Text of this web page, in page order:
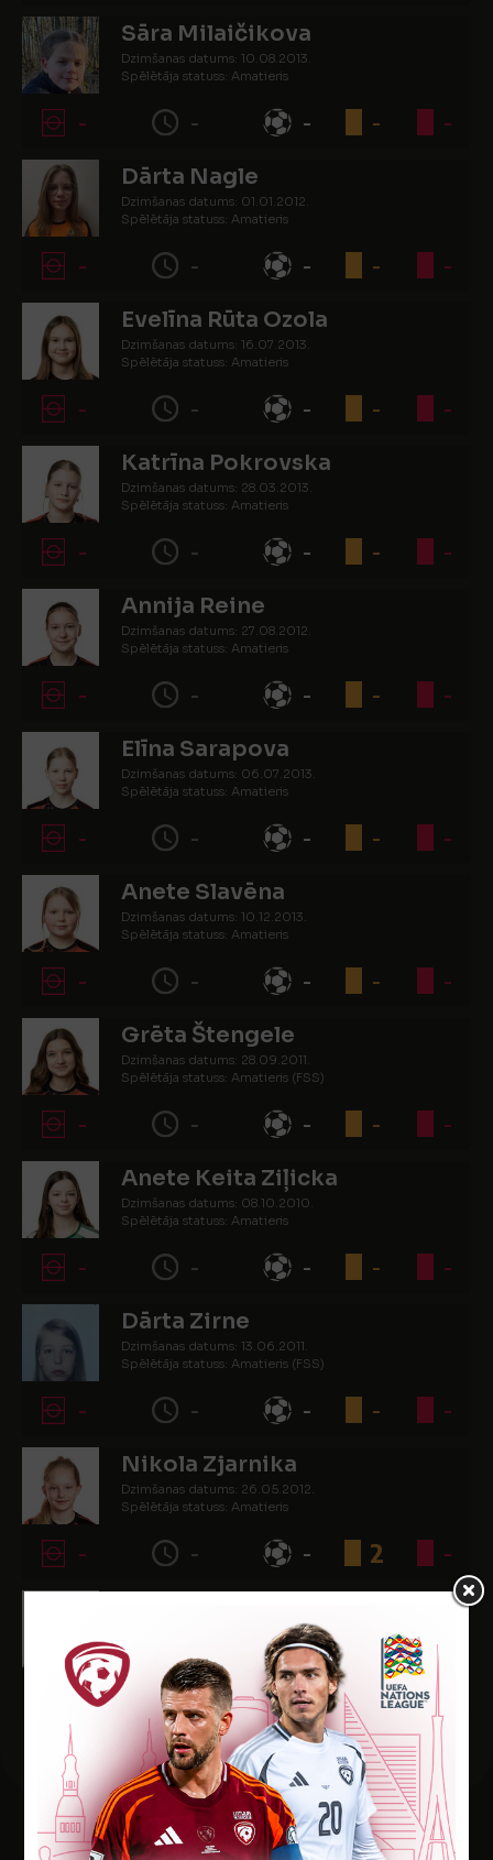
Sāra Milaičikova
Dzimšanas datums: 10.08.2013.
Spēlētāja statuss: Amatieris
- - - - -
Dārta Nagle
Dzimšanas datums: 01.01.2012.
Spēlētāja statuss: Amatieris
- - - - -
Evelīna Rūta Ozola
Dzimšanas datums: 16.07.2013.
Spēlētāja statuss: Amatieris
- - - - -
Katrīna Pokrovska
Dzimšanas datums: 28.03.2013.
Spēlētāja statuss: Amatieris
- - - - -
Annija Reine
Dzimšanas datums: 27.08.2012.
Spēlētāja statuss: Amatieris
- - - - -
Elīna Sarapova
Dzimšanas datums: 06.07.2013.
Spēlētāja statuss: Amatieris
- - - - -
Anete Slavēna
Dzimšanas datums: 10.12.2013.
Spēlētāja statuss: Amatieris
- - - - -
Grēta Štengele
Dzimšanas datums: 28.09.2011.
Spēlētāja statuss: Amatieris (FSS)
- - - - -
Anete Keita Ziļicka
Dzimšanas datums: 08.10.2010.
Spēlētāja statuss: Amatieris
- - - - -
Dārta Zirne
Dzimšanas datums: 13.06.2011.
Spēlētāja statuss: Amatieris (FSS)
- - - - -
Nikola Zjarnika
Dzimšanas datums: 26.05.2012.
Spēlētāja statuss: Amatieris
- - - 2 -
Dzimšanas datums: 09.08.2012.
Spēlētāja statuss: Amatieris
- - - -